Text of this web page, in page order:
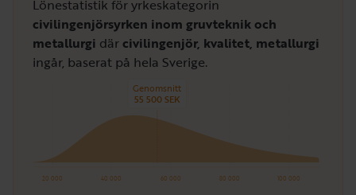
Lönestatistik för yrkeskategorin
civilingenjörsyrken inom gruvteknik och
metallurgi där civilingenjör, kvalitet, metallurgi
ingår, baserat på hela Sverige.
20 000 40 000 60 000 80 000 100 000
Genomsnitt
55 500 SEK